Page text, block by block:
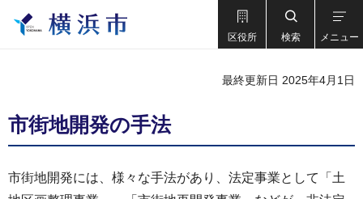
区役所 検索 メニュー
最終更新日 2025年4月1日
市街地開発の手法
市街地開発には、様々な手法があり、法定事業として「土